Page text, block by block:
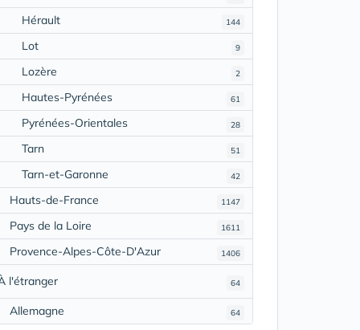
144
Hérault
9
Lot
2
Lozère
61
Hautes-Pyrénées
28
Pyrénées-Orientales
51
Tarn
42
Tarn-et-Garonne
1147
Hauts-de-France
1611
Pays de la Loire
1406
Provence-Alpes-Côte-D'Azur
64
l'étranger
64
Allemagne